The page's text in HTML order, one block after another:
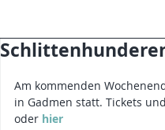
Am kommenden
in Gadmen statt. Tickets
oder hier